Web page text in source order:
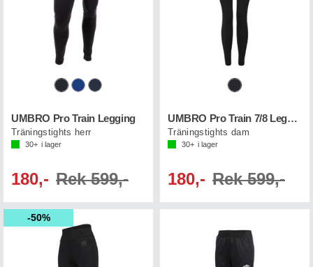
UMBRO Pro Train Legging
Träningstights herr
30+ i lager
180,- Rek 599,-
UMBRO Pro Train 7/8 Leggings W
Träningstights dam
30+ i lager
180,- Rek 599,-
50%